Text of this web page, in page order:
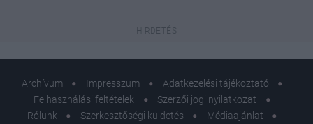
Archívum Impresszum
Adatkezelési tájékoztató
Felhasználási feltételek
Szerzői jogi nyilatkozat
Rólunk
Szerkesztőségi küldetés
Médiaajánlat